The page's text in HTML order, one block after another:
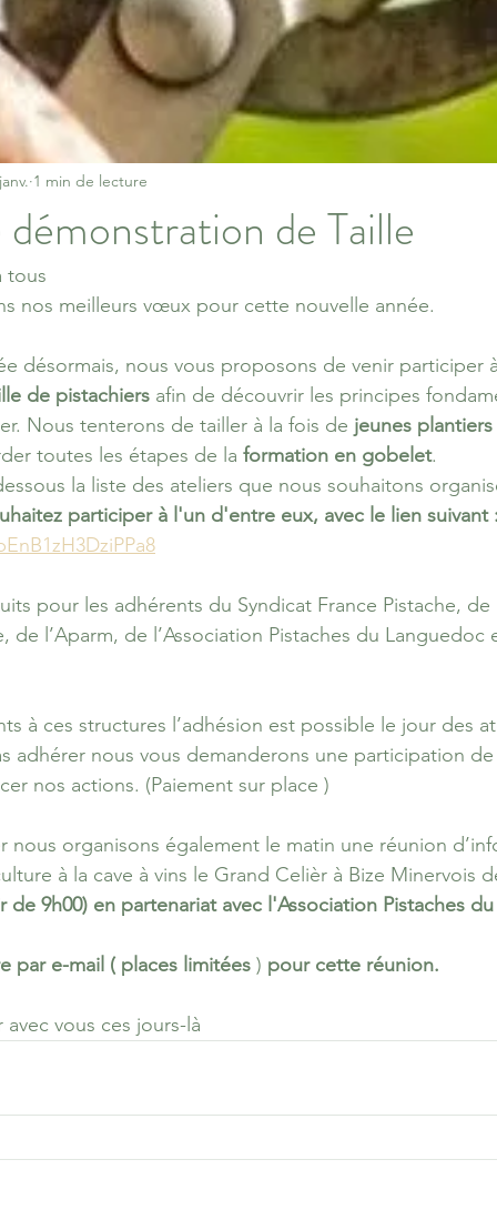
de Taille
1 min de lecture
tous
nos meilleurs vœux pour cette nouvelle année.
désormais, nous vous proposons de venir participer
de pistachiers afin de découvrir les principes
Nous tenterons de tailler à la fois de jeunes
toutes les étapes de la formation en gobelet.
la liste des ateliers que nous souhaitons
participer à l'un d'entre eux, avec le lien suivant
pour les adhérents du Syndicat France Pistache, de
de l’Aparm, de l’Association Pistaches du Languedoc
à ces structures l’adhésion est possible le jour des
adhérer nous vous demanderons une participation
nos actions. (Paiement sur place )
nous organisons également le matin une réunion
à la cave à vins le Grand Celièr à Bize Minervois
de 9h00) en partenariat avec l'Association Pistaches
par e-mail ( places limitées ) pour cette réunion.
vous ces jours-là